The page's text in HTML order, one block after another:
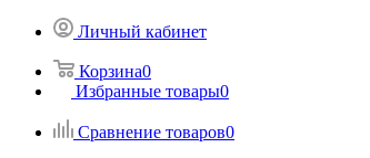
Личный кабинет
Корзина0
Избранные товары0
Сравнение товаров0